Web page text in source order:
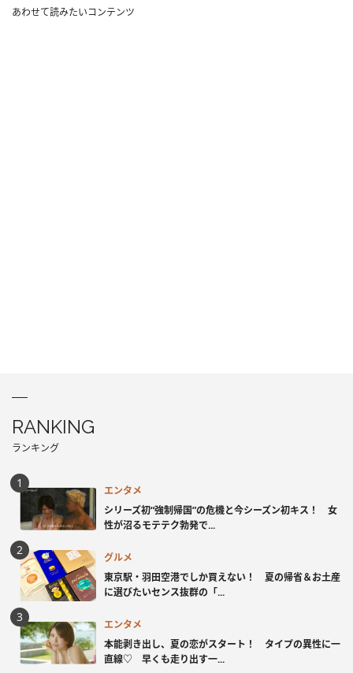
あわせて読みたいコンテンツ
RANKING
ランキング
エンタメ
シリーズ初“強制帰国”の危機と今シーズン初キス！ 女
性が沼るモテテク勃発で...
グルメ
東京駅・羽田空港でしか買えない！ 夏の帰省＆お土産
に選びたいセンス抜群の「...
エンタメ
本能剥き出し、夏の恋がスタート！ タイプの異性に一
直線♡ 早くも走り出す一...